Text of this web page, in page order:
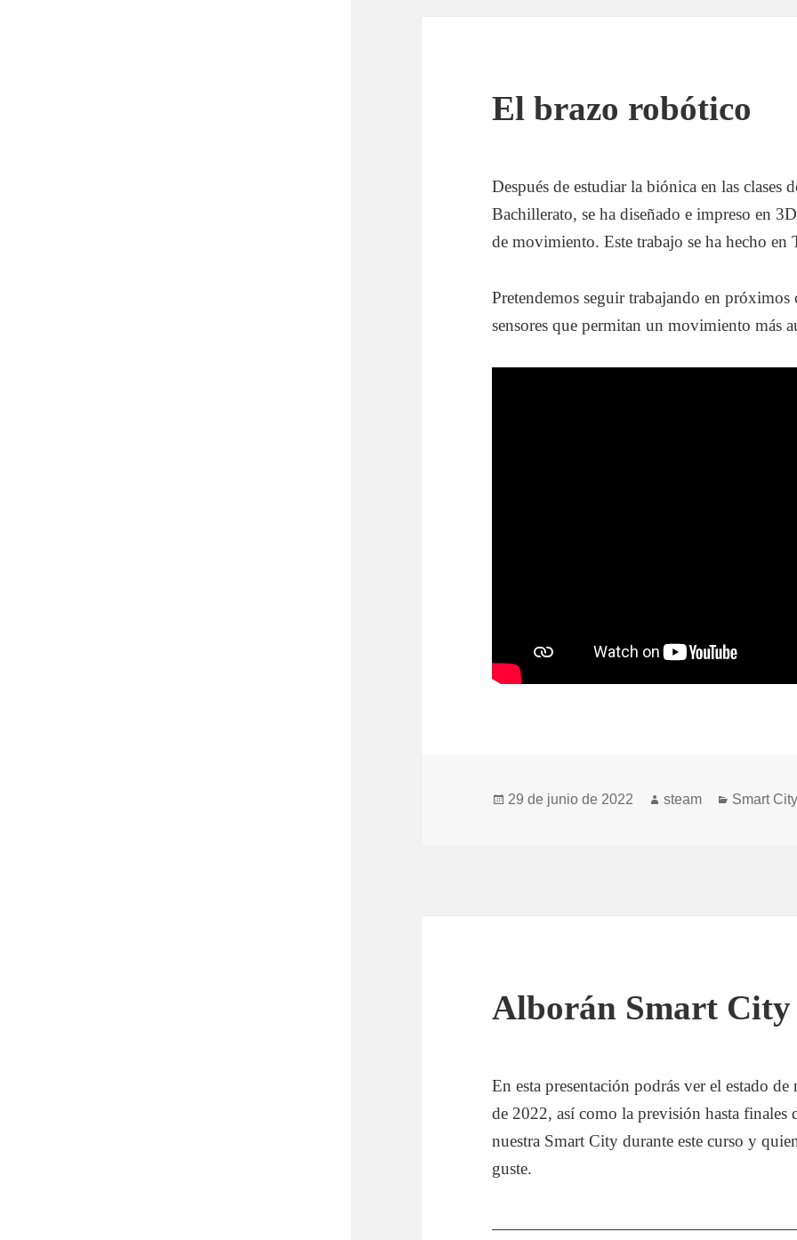
El brazo robótico
Después de estudiar la biónica en las clases
Bachillerato, se ha diseñado e impreso en
de movimiento. Este trabajo se ha hecho en
Pretendemos seguir trabajando en
sensores que permitan un movimiento más
Publicado
29 de junio de 2022 Autor
steam Categorías
Smart City
Alborán Smart City
En esta presentación podrás ver el estado
de 2022, así como la previsión hasta finales
nuestra Smart City durante este curso y
guste.